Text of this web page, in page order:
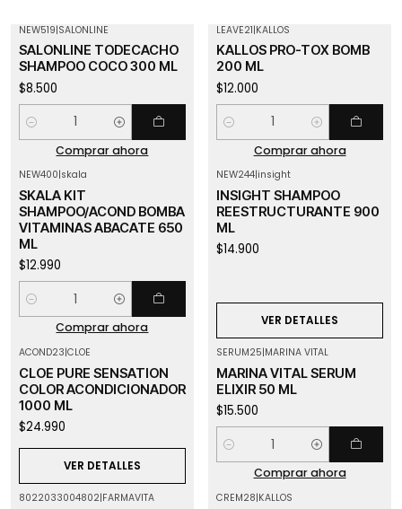
NEW519|SALONLINE
SALONLINE TODECACHO
SHAMPOO COCO 300 ML
$8.500
Cantidad
Comprar ahora
LEAVE21|KALLOS
KALLOS PRO-TOX BOMB
200 ML
$12.000
Cantidad
Comprar ahora
NEW400|skala
SKALA KIT
SHAMPOO/ACOND BOMBA
VITAMINAS ABACATE 650
ML
$12.990
Cantidad
Comprar ahora
NEW244|insight
INSIGHT SHAMPOO
REESTRUCTURANTE 900
ML
$14.900
VER DETALLES
ACOND23|CLOE
CLOE PURE SENSATION
COLOR ACONDICIONADOR
1000 ML
$24.990
VER DETALLES
SERUM25|MARINA VITAL
MARINA VITAL SERUM
ELIXIR 50 ML
$15.500
Cantidad
Comprar ahora
8022033004802|FARMAVITA CREM28|KALLOS